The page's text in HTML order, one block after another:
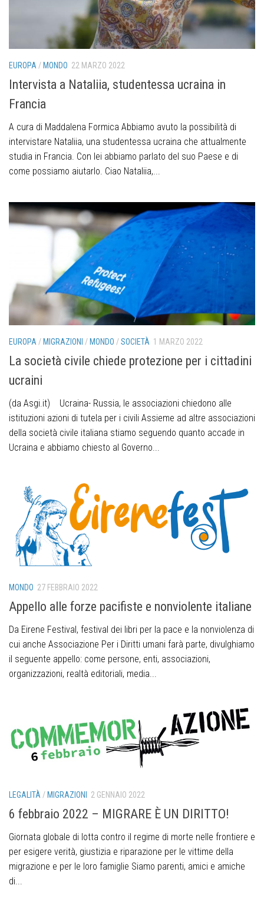
EUROPA / MONDO 22 MARZO 2022
Intervista a Nataliia, studentessa ucraina in
Francia
A cura di Maddalena Formica Abbiamo avuto la possibilità di
intervistare Nataliia, una studentessa ucraina che attualmente
studia in Francia. Con lei abbiamo parlato del suo Paese e di
come possiamo aiutarlo. Ciao Nataliia,...
EUROPA / MIGRAZIONI / MONDO /SOCIETÀ 1 MARZO 2022
La società civile chiede protezione per i cittadini
ucraini
(da Asgi.it) Ucraina- Russia, le associazioni chiedono alle
istituzioni azioni di tutela per i civili Assieme ad altre associazioni
della società civile italiana stiamo seguendo quanto accade in
Ucraina e abbiamo chiesto al Governo...
MONDO 27 FEBBRAIO 2022
Appello alle forze pacifiste e nonviolente italiane
Da Eirene Festival, festival dei libri per la pace e la nonviolenza di
cui anche Associazione Per i Diritti umani farà parte, divulghiamo
il seguente appello: come persone, enti, associazioni,
organizzazioni, realtà editoriali, media...
LEGALITÀ / MIGRAZIONI 2 GENNAIO 2022
6 febbraio 2022 – MIGRARE È UN DIRITTO!
Giornata globale di lotta contro il regime di morte nelle frontiere e
per esigere verità, giustizia e riparazione per le vittime della
migrazione e per le loro famiglie Siamo parenti, amici e amiche
di...